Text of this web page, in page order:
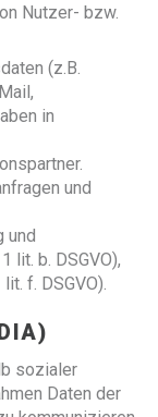
Nutzer- bzw.
(z.B.
in
und
und
lit. b. DSGVO),
f. DSGVO).
sozialer
Daten der